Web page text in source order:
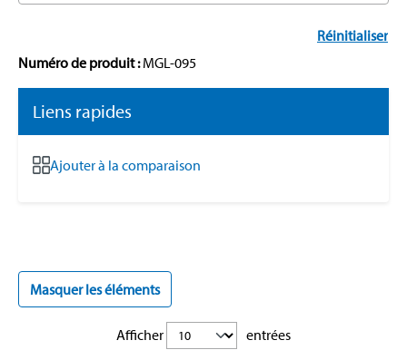
Réinitialiser
Numéro de produit :MGL-095
Liens rapides
Ajouter à la comparaison
Masquer les éléments
Afficher
entrées